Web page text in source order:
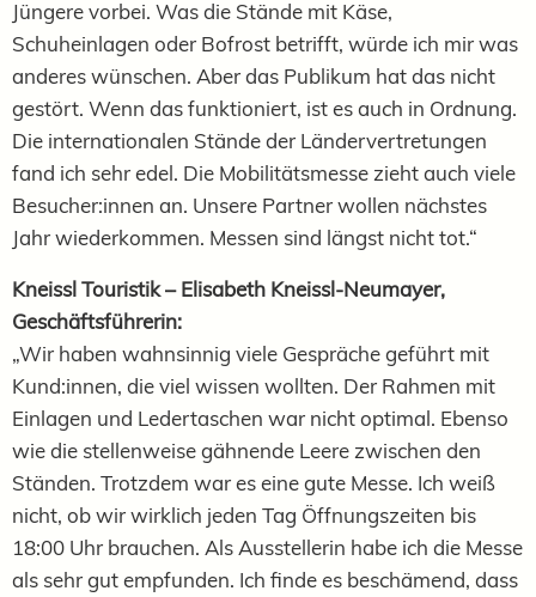
Jüngere vorbei. Was die Stände mit Käse,
Schuheinlagen oder Bofrost betrifft, würde ich mir was
anderes wünschen. Aber das Publikum hat das nicht
gestört. Wenn das funktioniert, ist es auch in Ordnung.
Die internationalen Stände der Ländervertretungen
fand ich sehr edel. Die Mobilitätsmesse zieht auch viele
Besucher:innen an. Unsere Partner wollen nächstes
Jahr wiederkommen. Messen sind längst nicht tot.“
Kneissl Touristik – Elisabeth Kneissl-Neumayer,
Geschäftsführerin:
„Wir haben wahnsinnig viele Gespräche geführt mit
Kund:innen, die viel wissen wollten. Der Rahmen mit
Einlagen und Ledertaschen war nicht optimal. Ebenso
wie die stellenweise gähnende Leere zwischen den
Ständen. Trotzdem war es eine gute Messe. Ich weiß
nicht, ob wir wirklich jeden Tag Öffnungszeiten bis
18:00 Uhr brauchen. Als Ausstellerin habe ich die Messe
als sehr gut empfunden. Ich finde es beschämend, dass